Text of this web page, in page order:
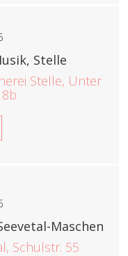
Stelle
Stelle, Unter
Maschen
Schulstr. 55